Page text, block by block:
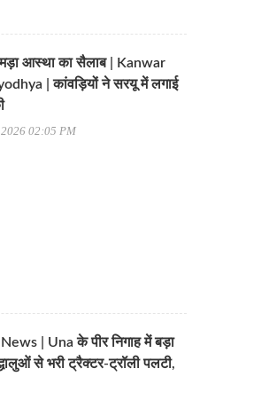
आस्था का सैलाब | Kanwar
| कांवड़ियों ने सरयू में लगाई
02:05 PM
| Una के पीर निगाह में बड़ा
से भरी ट्रैक्टर-ट्रॉली पलटी,